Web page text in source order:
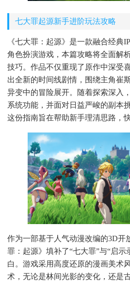
七大罪起源新手进阶玩法攻略
《七大罪：起源》是一款融合经典
角色扮演游戏，本篇攻略将全面解
技巧。作品不仅重现了原作中深受
出全新的时间线剧情，围绕主角崔
异变中的冒险展开。随着探索深入
系统功能，并面对日益严峻的副本
这份指南旨在帮助新手理清思路，
作为一部基于人气动漫改编的3D开
罪：起源》填补了“七大罪”与“启示
白。游戏采用高度还原的漫画美术
术，无论是林间光影的变化，还是